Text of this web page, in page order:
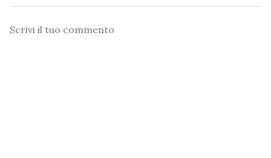
Commento